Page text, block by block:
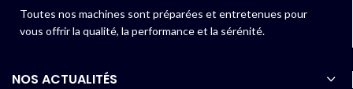
Toutes nos machines sont préparées et entretenues pour
vous offrir la qualité, la performance et la sérénité.
NOS ACTUALITÉS